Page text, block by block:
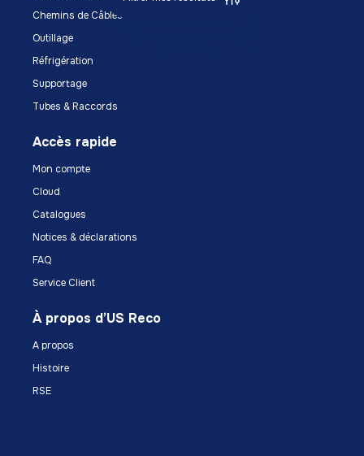
Chemins de Câbles
Outillage
Réfrigération
Supportage
Tubes & Raccords
Accès rapide
Mon compte
Cloud
Catalogues
Notices & déclarations
FAQ
Service Client
À propos d’US Reco
A propos
Histoire
RSE